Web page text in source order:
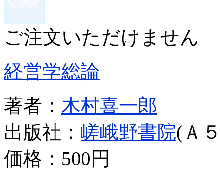
ご注文いただけません
経営学総論
著者： 木村喜一郎
出版社： 嵯峨野書院(Ａ
価格： 500円